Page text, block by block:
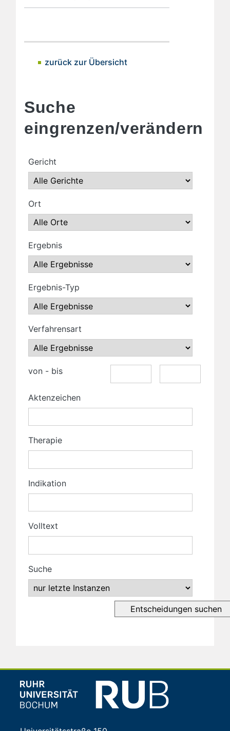
zurück zur Übersicht
Suche
eingrenzen/verändern
Gericht
Ort
Ergebnis
Ergebnis-Typ
Verfahrensart
von - bis
Aktenzeichen
Therapie
Indikation
Volltext
Suche